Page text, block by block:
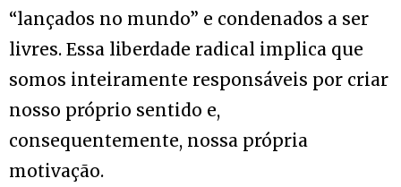
“lançados no mundo” e condenados a ser
livres. Essa liberdade radical implica que
somos inteiramente responsáveis por criar
nosso próprio sentido e,
consequentemente, nossa própria
motivação.